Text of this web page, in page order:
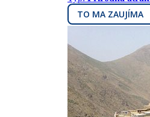
TO MA ZAUJÍMA